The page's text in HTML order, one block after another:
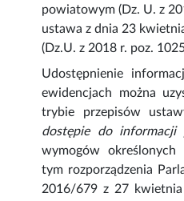
powiatowym (Dz. U. z
ustawa z dnia 23
(Dz.U. z 2018 r. poz.
Udostępnienie
ewidencjach można
trybie przepisów
dostępie do informacji
wymogów określonych
tym rozporządzenia
2016/679 z 27